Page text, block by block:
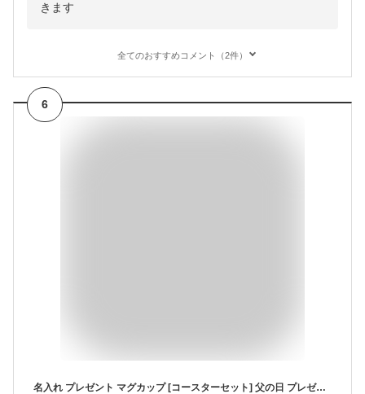
きます
全てのおすすめコメント（2件）
6
名入れ プレゼント マグカップ [コースターセット] 父の日 プレゼント 実用的 スタイルコーヒー レギュラー 250ml 父の日ギフト 記念品 日本製 誕生日 還暦祝い 敬老の日 キントー 名前入り 食洗機対応 おしゃれ 母の日 父の日 オーダー TICO ティコ